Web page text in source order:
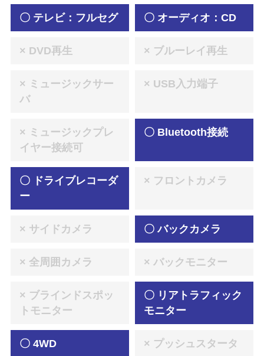
〇 テレビ：フルセグ 〇 オーディオ：CD
× DVD再生 × ブルーレイ再生
× ミュージックサー
バ
× USB入力端子
× ミュージックプレ
イヤー接続可
〇 Bluetooth接続
〇 ドライブレコーダ
ー
× フロントカメラ
× サイドカメラ 〇 バックカメラ
× 全周囲カメラ × バックモニター
× ブラインドスポッ
トモニター
〇 リアトラフィック
モニター
〇 4WD
× プッシュスタータ